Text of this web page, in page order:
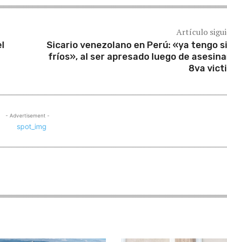
Artículo
Sicario venezolano en Perú: «ya tengo
fríos», al ser apresado luego de
8va
- Advertisement -